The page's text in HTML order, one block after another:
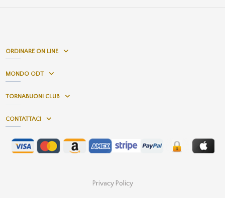
ORDINARE ON LINE
MONDO ODT
TORNABUONI CLUB
CONTATTACI
Privacy Policy